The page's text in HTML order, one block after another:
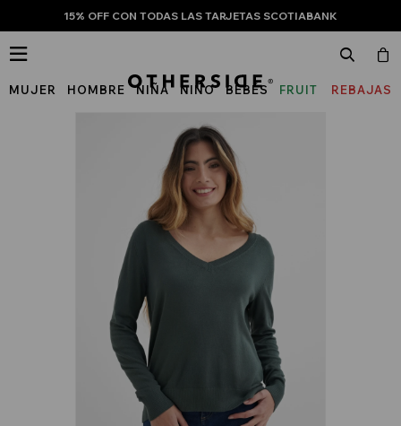
15% OFF CON TODAS LAS TARJETAS SCOTIABANK
MUJER HOMBRE NIÑA NIÑO BEBÉS
FRUIT
REBAJAS
